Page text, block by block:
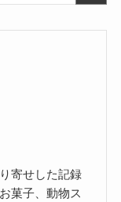
寄せした記録
菓子、動物ス